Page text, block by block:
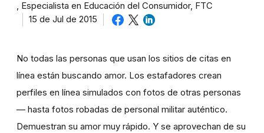
Especialista en Educación del Consumidor, FTC
15 de Jul de 2015
No todas las personas que usan los sitios de citas en
línea están buscando amor. Los estafadores crean
perfiles en línea simulados con fotos de otras personas
— hasta fotos robadas de personal militar auténtico.
Demuestran su amor muy rápido. Y se aprovechan de su